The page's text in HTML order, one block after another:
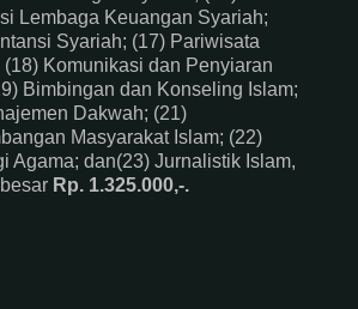
Lembaga Keuangan Syariah;
Syariah; (17) Pariwisata
(18) Komunikasi dan Penyiaran
Bimbingan dan Konseling Islam;
Dakwah; (21)
Masyarakat Islam; (22)
Agama; dan(23) Jurnalistik Islam,
Rp. 1.325.000,-.